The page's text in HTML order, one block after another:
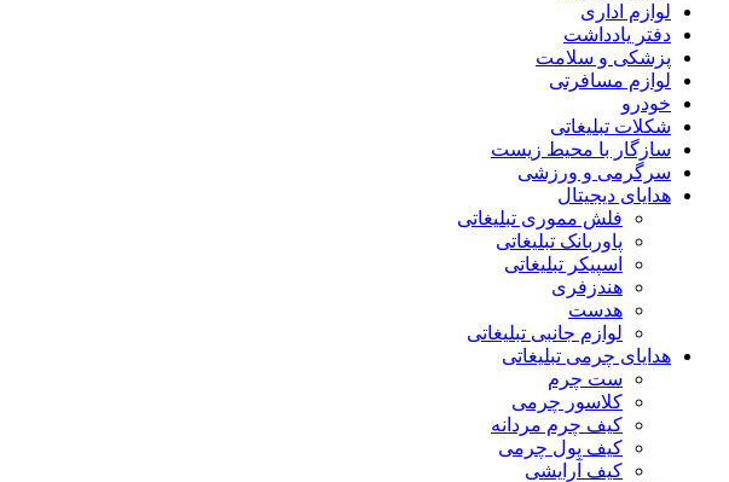
لوازم اداری
دفتر یادداشت
پزشکی و سلامت
لوازم مسافرتی
خودرو
شکلات تبلیغاتی
سازگار با محیط زیست
سرگرمی و ورزشی
هدایای دیجیتال
فلش مموری تبلیغاتی
پاوربانک تبلیغاتی
اسپیکر تبلیغاتی
هندزفری
هدست
لوازم جانبی تبلیغاتی
هدایای چرمی تبلیغاتی
ست چرم
کلاسور چرمی
کیف چرم مردانه
کیف پول چرمی
کیف آرایشی